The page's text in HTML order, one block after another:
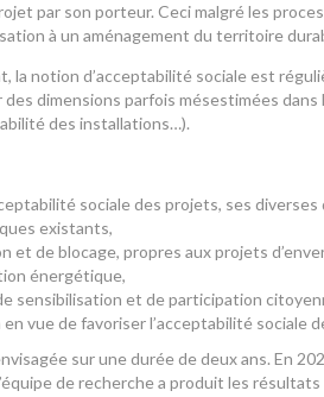
par son porteur. Ceci malgré les
à un aménagement du territoire
la notion d’acceptabilité sociale est
dimensions parfois mésestimées
des installations…).
sociale des projets, ses
existants,
et de blocage, propres aux projets
énergétique,
sensibilisation et de participation
vue de favoriser l’acceptabilité sociale
sur une durée de deux ans. En
de recherche a produit les résultats